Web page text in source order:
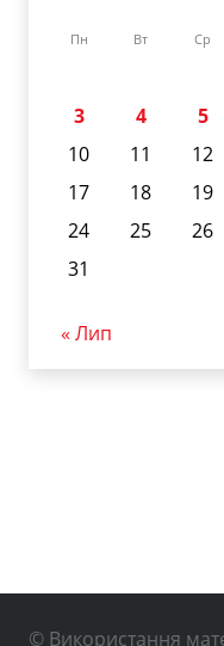
Пн Вт Ср
3
4 5
10
11 12
17
18 19
24
25 26
31
« Лип
© Використання